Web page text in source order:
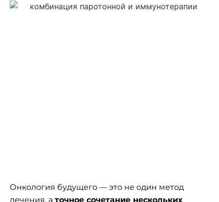
Онкология будущего — это не один метод
лечения, а точное сочетание нескольких